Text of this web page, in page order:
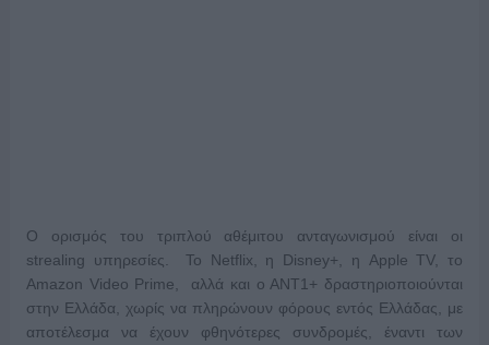
Ο ορισμός του τριπλού αθέμιτου ανταγωνισμού είναι οι
strealing υπηρεσίες. Το Netflix, η Disney+, η Apple TV, το
Amazon Video Prime, αλλά και ο ΑΝΤ1+ δραστηριοποιούνται
στην Ελλάδα, χωρίς να πληρώνουν φόρους εντός Ελλάδας, με
αποτέλεσμα να έχουν φθηνότερες συνδρομές, έναντι των